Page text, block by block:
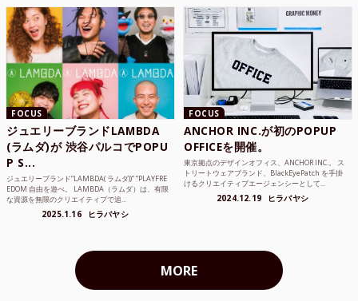
FOCUS
ジュエリーブランドLAMBDA
(ラムダ)が 渋谷パルコでPOPU
P S...
ジュエリーブランド“LAMBDA( ラムダ))” “PLAYFRE
EDOM 自由を遊べ。 LAMBDA（ラムダ）は、有限
な資源を無限のクリエイティブで追...
2025.1.16 ヒラバヤシ
FOCUS
ANCHOR INC.が初のPOPUP
OFFICEを開催。
東京拠点のデザインオフィス、ANCHOR INC.。 ス
トリートウェアブランド、BlackEyePatch を手掛
けるクリエイティブエージェンシーとして...
2024.12.19 ヒラバヤシ
MORE